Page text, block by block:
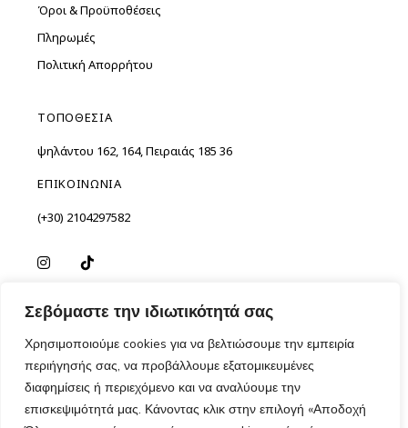
Σεβόμαστε την ιδιωτικότητά σας
Χρησιμοποιούμε cookies για να βελτιώσουμε την εμπειρία
περιήγησής σας, να προβάλλουμε εξατομικευμένες
διαφημίσεις ή περιεχόμενο και να αναλύουμε την
επισκεψιμότητά μας. Κάνοντας κλικ στην επιλογή «Αποδοχή
Όροι & Προϋποθέσεις
Πληρωμές
Πολιτική Απορρήτου
ΤΟΠΟΘΕΣΙΑ
Ὑψηλάντου 162, 164, Πειραιάς 185 36
ΕΠΙΚΟΙΝΩΝΙΑ
(+30) 2104297582